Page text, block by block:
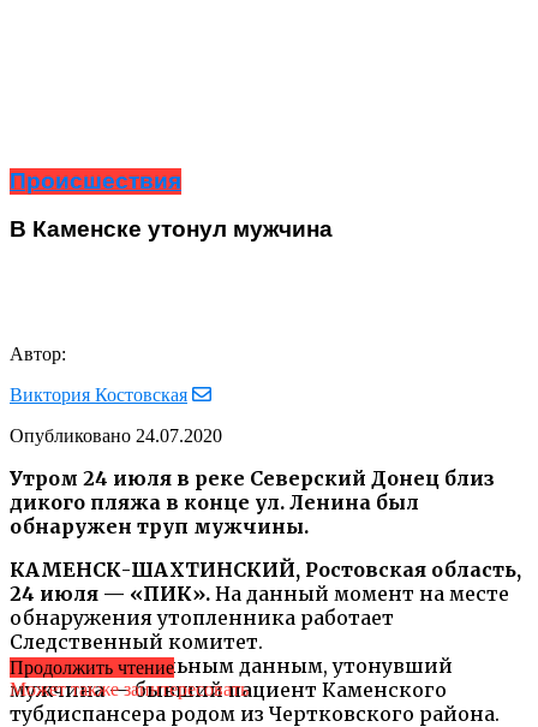
Происшествия
В Каменске утонул мужчина
Автор:
Виктория Костовская
Опубликовано 24.07.2020
Утром 24 июля в реке Северский Донец близ
дикого пляжа в конце ул. Ленина был
обнаружен труп мужчины.
КАМЕНСК-ШАХТИНСКИЙ, Ростовская область,
24 июля — «ПИК». На данный момент на месте
обнаружения утопленника работает
Следственный комитет.
По предварительным данным, утонувший
мужчина — бывший пациент Каменского
тубдиспансера родом из Чертковского района.
Продолжить чтение
Может также заинтересовать